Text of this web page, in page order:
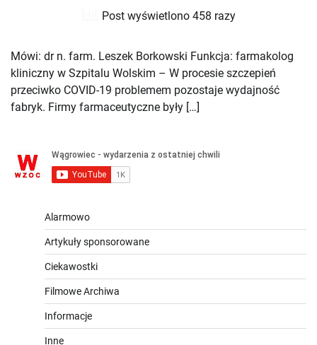
Post wyświetlono 458 razy
Mówi: dr n. farm. Leszek Borkowski Funkcja: farmakolog
kliniczny w Szpitalu Wolskim – W procesie szczepień
przeciwko COVID-19 problemem pozostaje wydajność
fabryk. Firmy farmaceutyczne były […]
Alarmowo
Artykuły sponsorowane
Ciekawostki
Filmowe Archiwa
Informacje
Inne